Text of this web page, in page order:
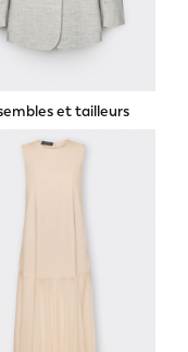
et tailleurs